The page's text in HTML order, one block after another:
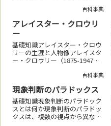
と豊かな文化で知られている。
カシミールの宗教的多様性とそ
の歴史ヒンドゥー教、仏教、イ
スラム教、シーク教が共存して
きた地域であり、そ...
百科事典
アレイスター・クロウリ
ー
基礎知識アレイスター・クロウ
リーの生涯と人物像アレイスタ
ー・クロウリー（1875-1947）
学、探検など幅広い分野で活躍
し、しばしば「最も悪名高い
男」と称された人物である。ク
ロウリーとセレマ哲学クロウリ
ーが創設し...
百科事典
現象判断のパラドックス
基礎知識現象判断のパラドック
スとは何か現象判断のパラドッ
クスは、複数の視点から異なる